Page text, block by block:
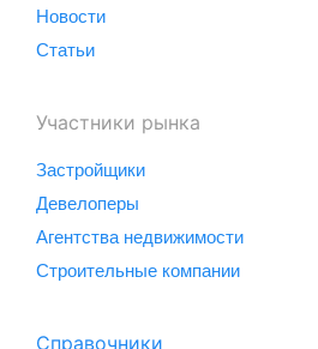
Новости
Статьи
Участники рынка
Застройщики
Девелоперы
Агентства недвижимости
Строительные компании
Справочники